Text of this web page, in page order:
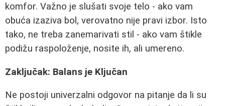
komfor. Važno je slušati svoje telo - ako vam
obuća izaziva bol, verovatno nije pravi izbor. Isto
tako, ne treba zanemarivati stil - ako vam štikle
podižu raspoloženje, nosite ih, ali umereno.
Zaključak: Balans je Ključan
Ne postoji univerzalni odgovor na pitanje da li su